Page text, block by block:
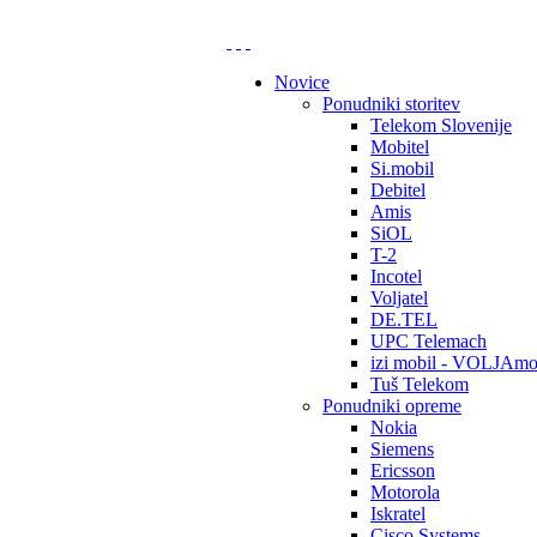
Novice
Ponudniki storitev
Telekom Slovenije
Mobitel
Si.mobil
Debitel
Amis
SiOL
T-2
Incotel
Voljatel
DE.TEL
UPC Telemach
izi mobil -
Tuš Telekom
Ponudniki opreme
Nokia
Siemens
Ericsson
Motorola
Iskratel